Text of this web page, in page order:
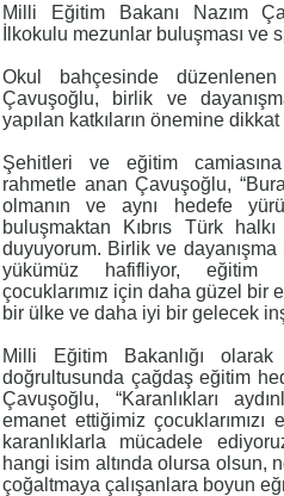
Milli Eğitim Bakanı Nazım
İlkokulu mezunlar buluşması ve
Okul bahçesinde
Çavuşoğlu, birlik ve
yapılan katkıların önemine dikkat
Şehitleri ve eğitim
rahmetle anan Çavuşoğlu,
olmanın ve aynı hedefe
buluşmaktan Kıbrıs Türk
duyuyorum. Birlik ve
yükümüz hafifliyor, eğitim
çocuklarımız için daha güzel bir
bir ülke ve daha iyi bir gelecek
Milli Eğitim Bakanlığı
doğrultusunda çağdaş eğitim
Çavuşoğlu, “Karanlıkları
emanet ettiğimiz
karanlıklarla mücadele
hangi isim altında olursa olsun,
çoğaltmaya çalışanlara boyun